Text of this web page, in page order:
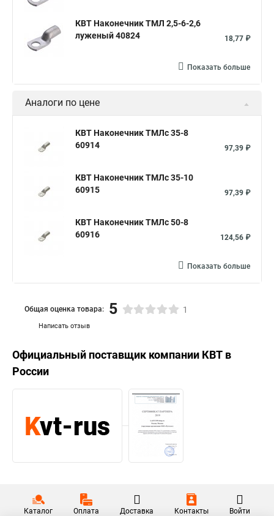
КВТ Наконечник ТМЛ 2,5-6-2,6
луженый 40824
18,77 ₽
Показать больше
Аналоги по цене
КВТ Наконечник ТМЛс 35-8
60914
97,39 ₽
КВТ Наконечник ТМЛс 35-10
60915
97,39 ₽
КВТ Наконечник ТМЛс 50-8
60916
124,56 ₽
Показать больше
Написать отзыв
Общая оценка товара: 5 1
Официальный поставщик компании КВТ в
России
Каталог Оплата Доставка Контакты Войти